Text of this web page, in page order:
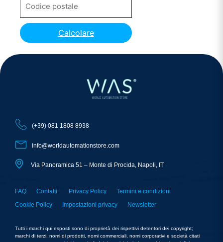
Calcolare
(+39) 081 1808 8938
info@worldautomationstore.com
Via Panoramica 51 – Monte di Procida, Napoli, IT
FAQ Contatti Privacy Policy
Termini e condizioni
Cookie Policy
Impostazioni privacy Newsletter
Tutti i marchi qui esposti sono di proprietà dei rispettivi detentori dei copyright;
marchi di terzi, nomi di prodotti, nomi commerciali, nomi corporativi e società citati